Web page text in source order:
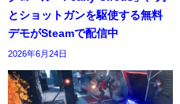
とショットガンを駆使する無料
デモがSteamで配信中
2026年6月24日